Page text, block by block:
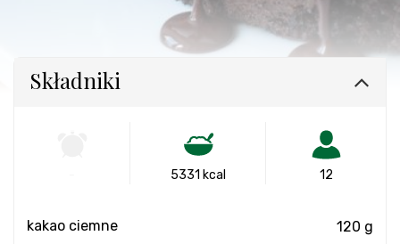
Składniki
5331 kcal 12
kakao ciemne 120 g